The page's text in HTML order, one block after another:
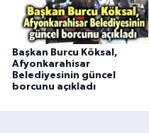
Başkan Burcu Köksal,
Afyonkarahisar
Belediyesinin güncel
borcunu açıkladı